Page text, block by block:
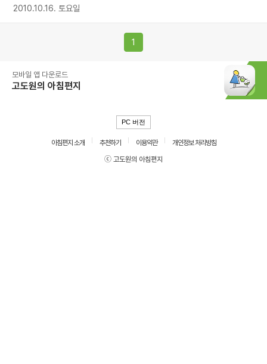
2010.10.16. 토요일
1
모바일 앱 다운로드
고도원의 아침편지
PC 버전
아침편지 소개 추천하기 이용약관
개인정보 처리방침
ⓒ 고도원의 아침편지